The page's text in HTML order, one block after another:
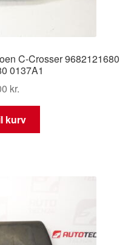
C-Crosser 9682121680
0137A1
kr.
kurv